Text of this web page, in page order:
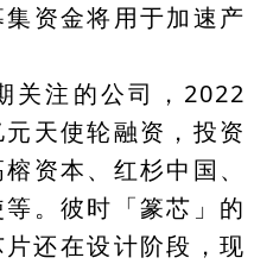
资金将用于加速产
关注的公司 ，2022
天使轮融资，投资
资本、红杉中国、
。彼时「篆芯」的
还在设计阶段，现